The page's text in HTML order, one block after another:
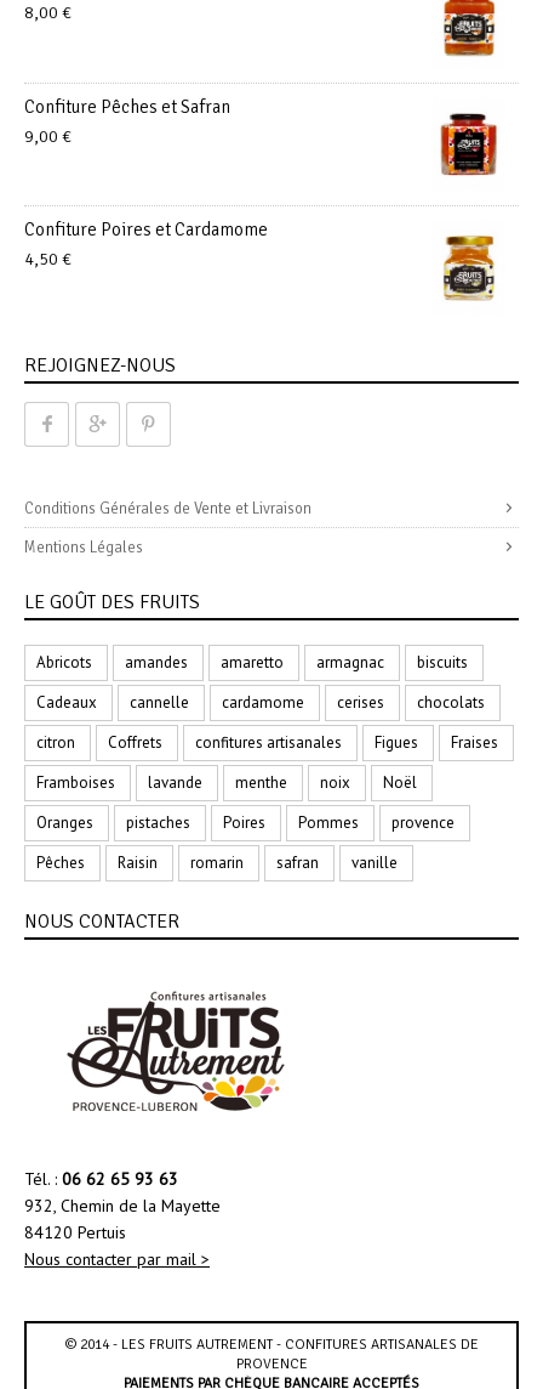
8,00 €
Confiture Pêches et Safran
9,00 €
Confiture Poires et Cardamome
4,50 €
REJOIGNEZ-NOUS
Conditions Générales de Vente et Livraison
Mentions Légales
LE GOÛT DES FRUITS
Abricots amandes amaretto armagnac
biscuits
Cadeaux
cannelle cardamome cerises
chocolats
citron
Coffrets confitures artisanales Figues
Fraises
Framboises
lavande menthe noix
Noël
Oranges
pistaches Poires Pommes
provence
Pêches
Raisin romarin safran vanille
NOUS CONTACTER
Tél. : 06 62 65 93 63
932, Chemin de la Mayette
84120 Pertuis
Nous contacter par mail >
© 2014 - LES FRUITS AUTREMENT - CONFITURES ARTISANALES DE
PROVENCE
PAIEMENTS PAR CHÈQUE BANCAIRE ACCEPTÉS